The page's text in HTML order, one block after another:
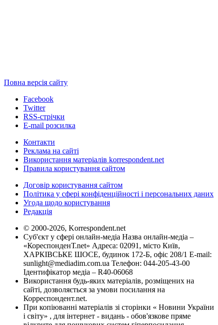
Повна версія сайту
Facebook
Twitter
RSS-стрічки
E-mail розсилка
Контакти
Реклама на сайті
Використання матеріалів korrespondent.net
Правила користування сайтом
Договір користування сайтом
Політика у сфері конфіденційності і персональних даних
Угода щодо користування
Редакція
© 2000-2026, Korrespondent.net
Суб'єкт у сфері онлайн-медіа Назва онлайн-медіа –
«КореспонденТ.net» Адреса: 02091, місто Київ,
ХАРКІВСЬКЕ ШОСЕ, будинок 172-Б, офіс 208/1 E-mail:
sunlight@mediadim.com.ua Телефон: 044-205-43-00
Ідентифікатор медіа – R40-06068
Використання будь-яких матеріалів, розміщених на
сайті, дозволяється за умови посилання на
Корреспондент.net.
При копіюванні матеріалів зі сторінки « Новини України
і світу» , для інтернет - видань - обов'язкове пряме